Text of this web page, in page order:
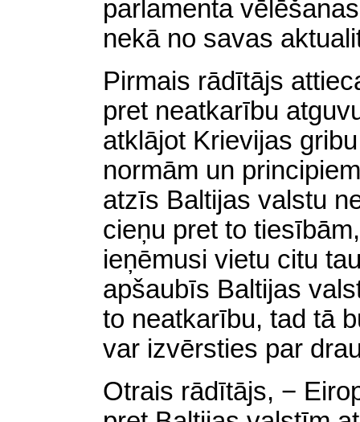
parlamenta
nekā no savas
Pirmais rādītājs
pret neatkarību
atklājot Krievijas
normām un
atzīs Baltijas valstu
cieņu pret to
ieņēmusi vietu citu
apšaubīs Baltijas
to neatkarību, tad tā
var izvērsties par
Otrais rādītājs, −